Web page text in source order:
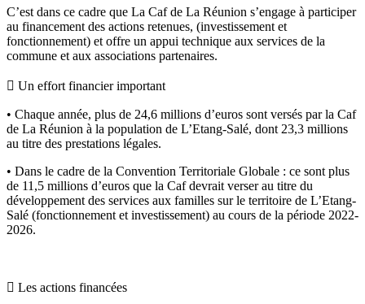
C’est dans ce cadre que La Caf de La Réunion s’engage à participer
au financement des actions retenues, (investissement et
fonctionnement) et offre un appui technique aux services de la
commune et aux associations partenaires.
 Un effort financier important
• Chaque année, plus de 24,6 millions d’euros sont versés par la Caf
de La Réunion à la population de L’Etang-Salé, dont 23,3 millions
au titre des prestations légales.
• Dans le cadre de la Convention Territoriale Globale : ce sont plus
de 11,5 millions d’euros que la Caf devrait verser au titre du
développement des services aux familles sur le territoire de L’Etang-
Salé (fonctionnement et investissement) au cours de la période 2022-
2026.
 Les actions financées